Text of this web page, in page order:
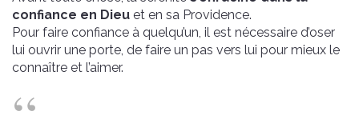
confiance en Dieu et en sa Providence.
Pour faire confiance à quelqu’un, il est nécessaire d’oser
lui ouvrir une porte, de faire un pas vers lui pour mieux le
connaître et l’aimer.